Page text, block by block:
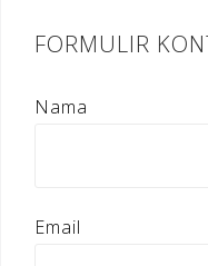
FORMULIR
Nama
Email